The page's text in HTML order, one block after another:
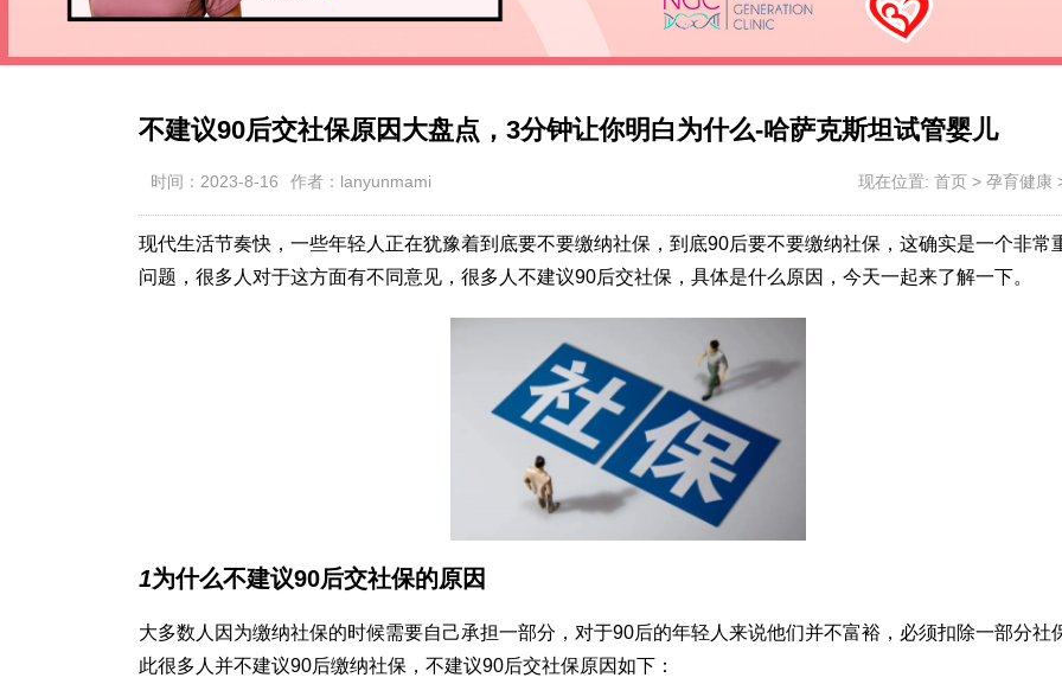
不建议90后交社保原因大盘点，3分钟让你明白为什么-哈萨克斯坦试管婴儿
时间：2023-8-16 作者：lanyunmami 现在位置: 首页 > 孕育健康
现代生活节奏快，一些年轻人正在犹豫着到底要不要缴纳社保，到底90后要不要缴纳社保，这确实是一个非常
问题，很多人对于这方面有不同意见，很多人不建议90后交社保，具体是什么原因，今天一起来了解一下。
1为什么不建议90后交社保的原因
大多数人因为缴纳社保的时候需要自己承担一部分，对于90后的年轻人来说他们并不富裕，必须扣除一部分社
此很多人并不建议90后缴纳社保，不建议90后交社保原因如下：